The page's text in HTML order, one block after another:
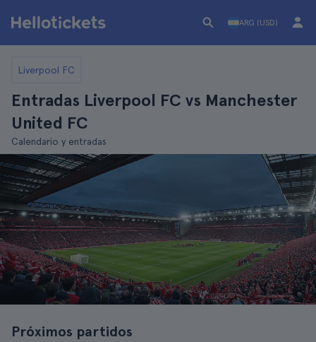
ARG (USD)
Liverpool FC
Entradas Liverpool FC vs Manchester
United FC
Calendario y entradas
Próximos partidos